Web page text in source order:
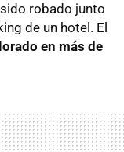
robado junto
de un hotel. El
en más de